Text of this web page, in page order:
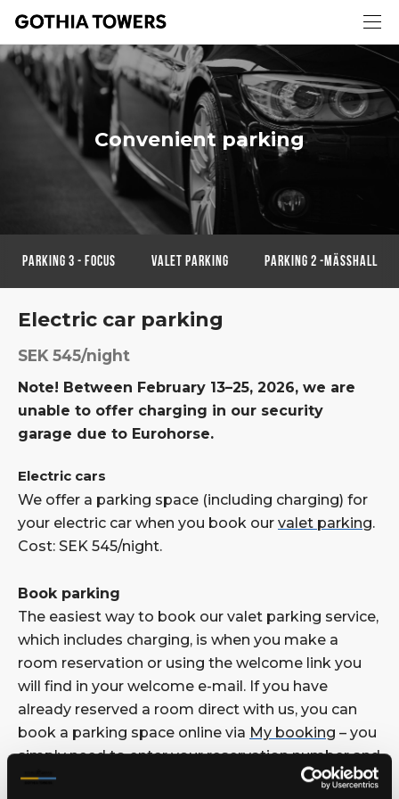
Convenient parking
Parking 3 - FOCUS Valet Parking PARKING 2 -MÄSSHALL
Electric car parking
SEK 545/night
Note! Between February 13–25, 2026, we are
unable to offer charging in our security
garage due to Eurohorse.
Electric cars
We offer a parking space (including charging) for
your electric car when you book our valet parking.
Cost: SEK 545/night.
Book parking
The easiest way to book our valet parking service,
which includes charging, is when you make a
room reservation or using the welcome link you
will find in your welcome e-mail. If you have
already reserved a room direct with us, you can
book a parking space online via My booking – you
simply need to enter your reservation number and
surname, log in and make your choice.